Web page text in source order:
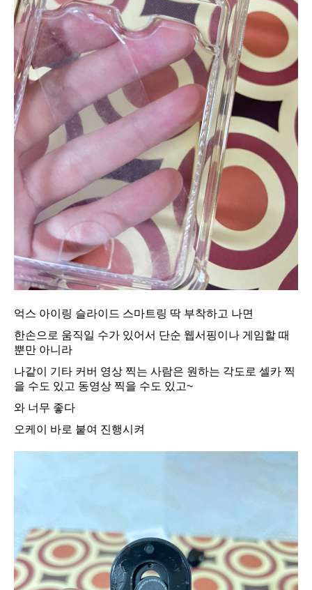
억스 아이링 슬라이드 스마트링 딱 부착하고 나면
한손으로 움직일 수가 있어서 단순 웹서핑이나 게임할 때
뿐만 아니라
나같이 기타 커버 영상 찍는 사람은 원하는 각도로 셀카 찍
을 수도 있고 동영상 찍을 수도 있고~
와 너무 좋다
오케이 바로 붙여 진행시켜